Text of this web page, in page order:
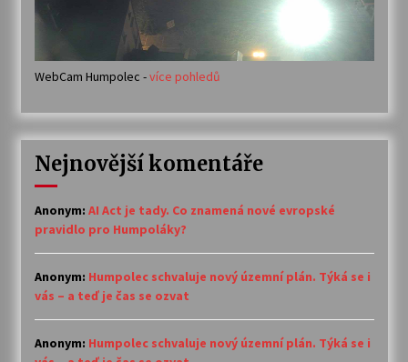
WebCam Humpolec -více pohledů
Nejnovější komentáře
Anonym: AI Act je tady. Co znamená nové evropské
pravidlo pro Humpoláky?
Anonym: Humpolec schvaluje nový územní plán. Týká se i
vás – a teď je čas se ozvat
Anonym: Humpolec schvaluje nový územní plán. Týká se i